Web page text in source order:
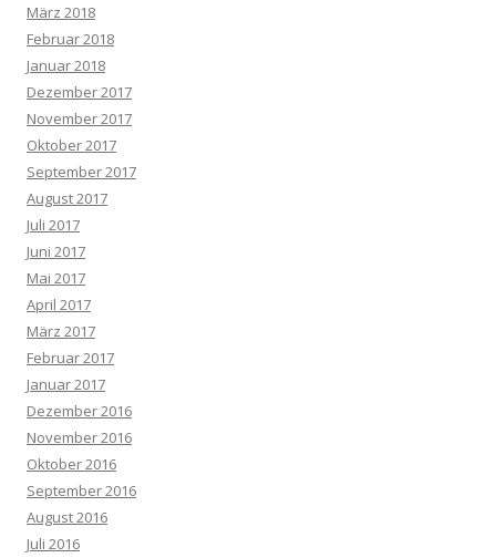
März 2018
Februar 2018
Januar 2018
Dezember 2017
November 2017
Oktober 2017
September 2017
August 2017
Juli 2017
Juni 2017
Mai 2017
April 2017
März 2017
Februar 2017
Januar 2017
Dezember 2016
November 2016
Oktober 2016
September 2016
August 2016
Juli 2016